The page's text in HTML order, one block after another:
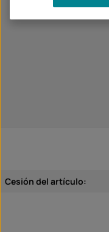
Cesión del artículo: